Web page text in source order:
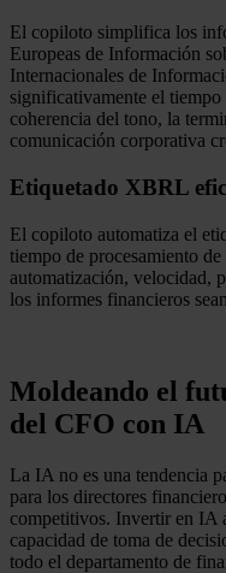
El copiloto simplifica los
Europeas de Información
Internacionales de
significativamente el tiempo
coherencia del tono, la
comunicación corporativa
Etiquetado XBRL
El copiloto automatiza el
tiempo de procesamiento
automatización, velocidad,
los informes financieros
Moldeando el
del CFO con IA
La IA no es una tendencia
para los directores
competitivos. Invertir en IA
capacidad de toma de
todo el departamento de